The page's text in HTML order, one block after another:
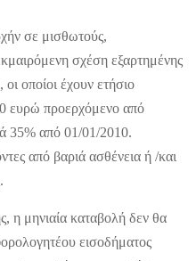
σε μισθωτούς,
σχέση εξαρτημένης
οποίοι έχουν ετήσιο
ευρώ προερχόμενο από
35% από 01/01/2010.
από βαριά ασθένεια ή /και
η μηνιαία καταβολή δεν θα
εισοδήματος